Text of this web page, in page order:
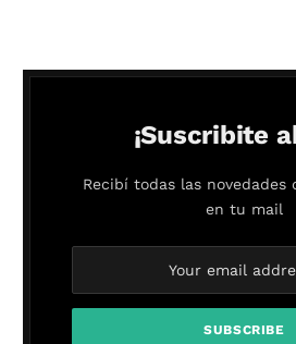
¡Suscribite
Recibí todas las novedades
en tu mail